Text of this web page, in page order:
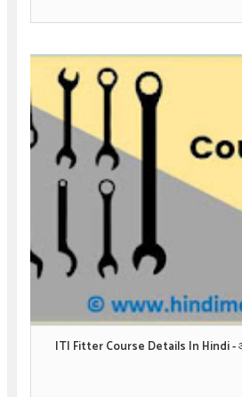
ITI Fitter Course Details In Hindi -